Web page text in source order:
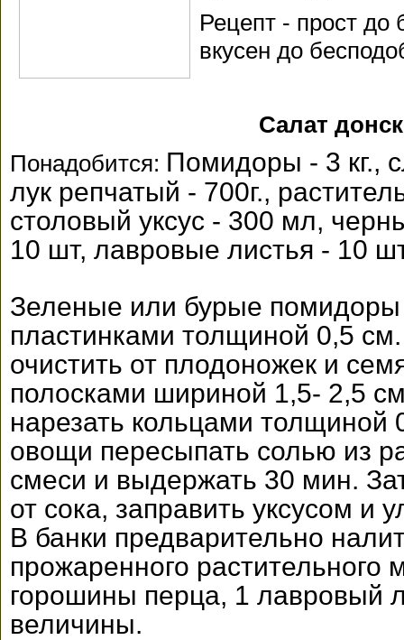
Рецепт - прост до
вкусен до
Салат
Понадобится: Помидоры - 3 кг.,
лук репчатый - 700г.,
столовый уксус - 300 мл,
10 шт, лавровые листья - 10
Зеленые или бурые помидоры
пластинками толщиной 0,5
очистить от плодоножек и
полосками шириной 1,5- 2,5
нарезать кольцами
овощи пересыпать солью из
смеси и выдержать 30 мин.
от сока, заправить уксусом и
В банки предварительно
прожаренного растительного
горошины перца, 1 лавровый
величины.